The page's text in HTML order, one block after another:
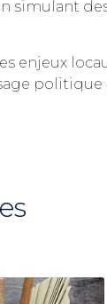
simulant
enjeux